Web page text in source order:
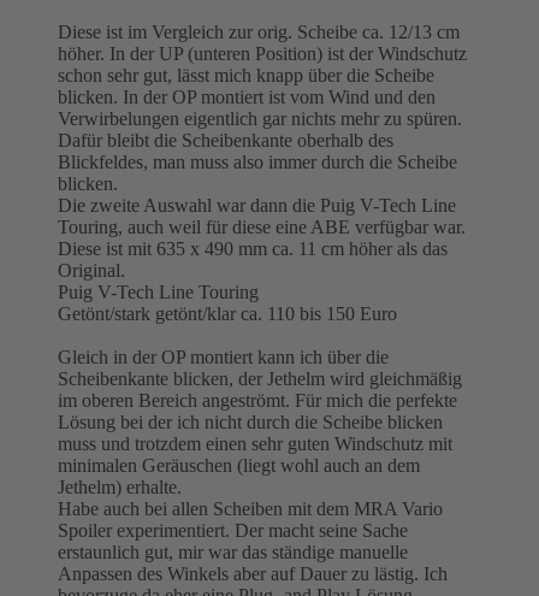
Diese ist im Vergleich zur orig. Scheibe ca. 12/13 cm
höher. In der UP (unteren Position) ist der Windschutz
schon sehr gut, lässt mich knapp über die Scheibe
blicken. In der OP montiert ist vom Wind und den
Verwirbelungen eigentlich gar nichts mehr zu spüren.
Dafür bleibt die Scheibenkante oberhalb des
Blickfeldes, man muss also immer durch die Scheibe
blicken.
Die zweite Auswahl war dann die Puig V-Tech Line
Touring, auch weil für diese eine ABE verfügbar war.
Diese ist mit 635 x 490 mm ca. 11 cm höher als das
Original.
Puig V-Tech Line Touring
Getönt/stark getönt/klar ca. 110 bis 150 Euro
Gleich in der OP montiert kann ich über die
Scheibenkante blicken, der Jethelm wird gleichmäßig
im oberen Bereich angeströmt. Für mich die perfekte
Lösung bei der ich nicht durch die Scheibe blicken
muss und trotzdem einen sehr guten Windschutz mit
minimalen Geräuschen (liegt wohl auch an dem
Jethelm) erhalte.
Habe auch bei allen Scheiben mit dem MRA Vario
Spoiler experimentiert. Der macht seine Sache
erstaunlich gut, mir war das ständige manuelle
Anpassen des Winkels aber auf Dauer zu lästig. Ich